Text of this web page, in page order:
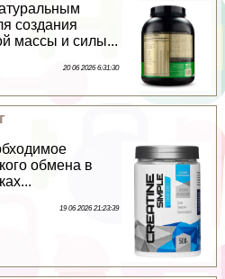
создания
массы и силы...
20 06 2026 6:31:30
обмена в
19 06 2026 21:23:39